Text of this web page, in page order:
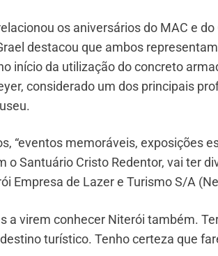
os aniversários do MAC e
destacou que ambos
início da utilização do concreto
considerado um dos principais
“eventos memoráveis, exposições
o Santuário Cristo Redentor, vai ter
Empresa de Lazer e Turismo S/A
a virem conhecer Niterói também.
turístico. Tenho certeza que